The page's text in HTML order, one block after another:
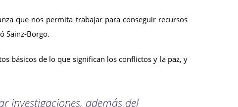
que nos permita trabajar para conseguir recursos
Sainz-Borgo.
básicos de lo que significan los conflictos y la paz, y
investigaciones, además del